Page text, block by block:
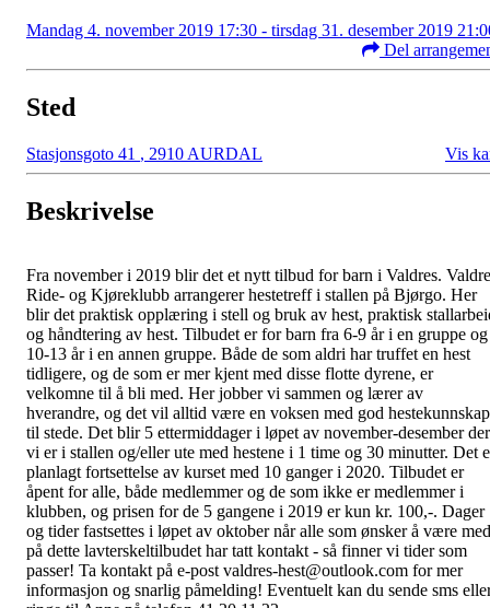
Mandag 4. november 2019 17:30 - tirsdag 31. desember 2019
Del
Sted
Stasjonsgoto 41 , 2910 AURDAL Vis
Beskrivelse
Fra november i 2019 blir det et nytt tilbud for barn i Valdres.
Ride- og Kjøreklubb arrangerer hestetreff i stallen på Bjørgo. Her
blir det praktisk opplæring i stell og bruk av hest, praktisk
og håndtering av hest. Tilbudet er for barn fra 6-9 år i en gruppe og
10-13 år i en annen gruppe. Både de som aldri har truffet en hest
tidligere, og de som er mer kjent med disse flotte dyrene, er
velkomne til å bli med. Her jobber vi sammen og lærer av
hverandre, og det vil alltid være en voksen med god hestekunnskap
til stede. Det blir 5 ettermiddager i løpet av november-desember der
vi er i stallen og/eller ute med hestene i 1 time og 30 minutter. Det
planlagt fortsettelse av kurset med 10 ganger i 2020. Tilbudet er
åpent for alle, både medlemmer og de som ikke er medlemmer i
klubben, og prisen for de 5 gangene i 2019 er kun kr. 100,-. Dager
og tider fastsettes i løpet av oktober når alle som ønsker å være med
på dette lavterskeltilbudet har tatt kontakt - så finner vi tider som
passer! Ta kontakt på e-post valdres-hest@outlook.com for mer
informasjon og snarlig påmelding! Eventuelt kan du sende sms